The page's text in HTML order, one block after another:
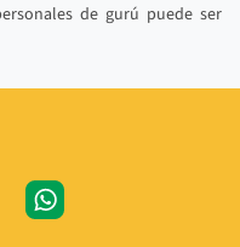
de gurú puede ser